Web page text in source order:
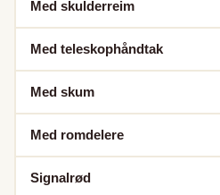
Med skulderreim
Med teleskophåndtak
Med skum
Med romdelere
Signalrød